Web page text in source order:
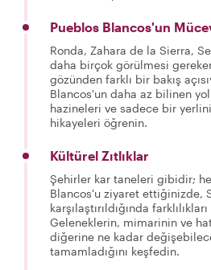
Pueblos Blancos'un
Ronda, Zahara de la Sierra,
daha birçok görülmesi
gözünden farklı bir bakış
Blancos'un daha az bilinen
hazineleri ve sadece bir
hikayeleri öğrenin.
Kültürel Zıtlıklar
Şehirler kar taneleri gibidir;
Blancos'u ziyaret ettiğinizde,
karşılaştırıldığında
Geleneklerin, mimarinin ve
diğerine ne kadar
tamamladığını keşfedin.